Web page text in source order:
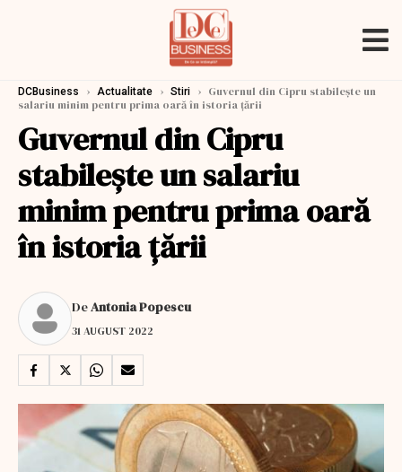
DCBusiness › Actualitate › Stiri › Guvernul din Cipru stabileşte un
salariu minim pentru prima oară în istoria ţării
Guvernul din Cipru
stabileşte un salariu
minim pentru prima oară
în istoria ţării
DeAntonia Popescu
31 AUGUST 2022